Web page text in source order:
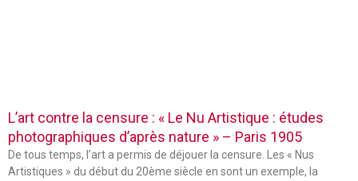
L’art contre la censure : « Le Nu Artistique : études
photographiques d’après nature » – Paris 1905
De tous temps, l’art a permis de déjouer la censure. Les « Nus
Artistiques » du début du 20ème siècle en sont un exemple, la